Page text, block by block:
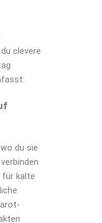
clevere
du sie
verbinden
für kalte